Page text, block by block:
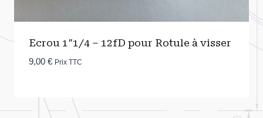
Ecrou 1″1/4 – 12fD pour Rotule à visser
9,00 € Prix TTC